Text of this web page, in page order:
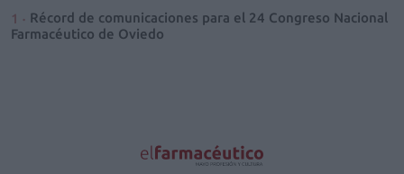
Récord de comunicaciones para el 24 Congreso Nacional
Farmacéutico de Oviedo